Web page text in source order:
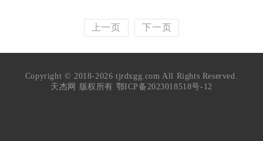
上一页 下一页
Copyright © 2018-2026 tjrdxgg.com All Rights Reserved.
天杰网 版权所有 鄂ICP备2023018518号-12